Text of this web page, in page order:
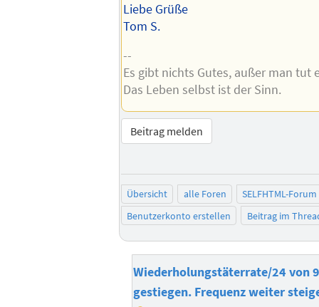
Liebe Grüße
Tom S.
--
Es gibt nichts Gutes, außer man tut
Das Leben selbst ist der Sinn.
Beitrag melden
Übersicht alle Foren
SELFHTML-Forum
Benutzerkonto erstellen
Beitrag im
Wiederholungstäterrate/24 von
gestiegen. Frequenz weiter